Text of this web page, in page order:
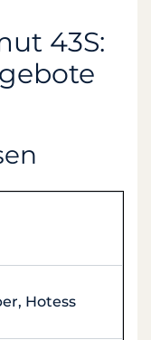
43S:
Hotess